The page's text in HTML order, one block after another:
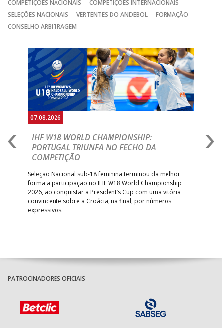
COMPETIÇÕES NACIONAIS
COMPETIÇÕES INTERNACIONAIS
SELEÇÕES NACIONAIS
VERTENTES DO ANDEBOL
FORMAÇÃO
CONSELHO ARBITRAGEM
07.08.2026
IHF W18 WORLD CHAMPIONSHIP:
PORTUGAL TRIUNFA NO FECHO DA
COMPETIÇÃO
Seleção Nacional sub-18 feminina terminou da melhor
forma a participação no IHF W18 World Championship
2026, ao conquistar a President’s Cup com uma vitória
convincente sobre a Croácia, na final, por números
expressivos.
Anterior
PATROCINADORES OFICIAIS